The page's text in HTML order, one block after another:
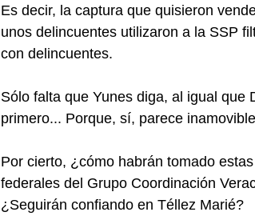
Es decir, la captura que quisieron
unos delincuentes utilizaron a la SSP
con delincuentes.
Sólo falta que Yunes diga, al igual
primero... Porque, sí, parece
Por cierto, ¿cómo habrán tomado
federales del Grupo Coordinación
¿Seguirán confiando en Téllez Marié?